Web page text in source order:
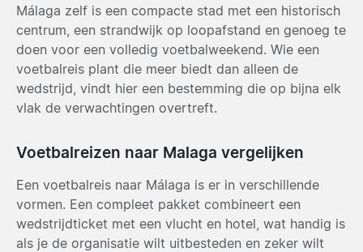
Málaga zelf is een compacte stad met een historisch
centrum, een strandwijk op loopafstand en genoeg te
doen voor een volledig voetbalweekend. Wie een
voetbalreis plant die meer biedt dan alleen de
wedstrijd, vindt hier een bestemming die op bijna elk
vlak de verwachtingen overtreft.
Voetbalreizen naar Malaga vergelijken
Een voetbalreis naar Málaga is er in verschillende
vormen. Een compleet pakket combineert een
wedstrijdticket met een vlucht en hotel, wat handig is
als je de organisatie wilt uitbesteden en zeker wilt